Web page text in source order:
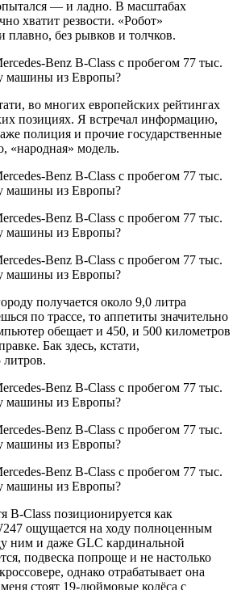
— и ладно. В масштабах
хватит резвости. «Робот»
плавно, без рывков и толчков.
во многих европейских рейтингах
позициях. Я встречал информацию,
полиция и прочие государственные
«народная» модель.
получается около 9,0 литра
по трассе, то аппетиты значительно
обещает и 450, и 500 километров
Бак здесь, кстати,
литров.
B-Class позиционируется как
ощущается на ходу полноценным
ним и даже GLC кардинальной
подвеска попроще и не настолько
однако отрабатывает она
стоят 19-дюймовые колёса с